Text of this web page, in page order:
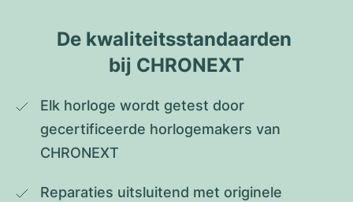
De kwaliteitsstandaarden
bij CHRONEXT
Elk horloge wordt getest door
gecertificeerde horlogemakers van
CHRONEXT
Reparaties uitsluitend met originele